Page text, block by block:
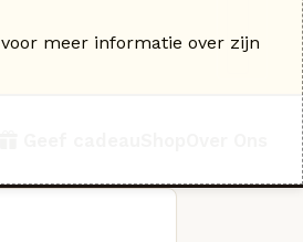
voor meer informatie over zijn